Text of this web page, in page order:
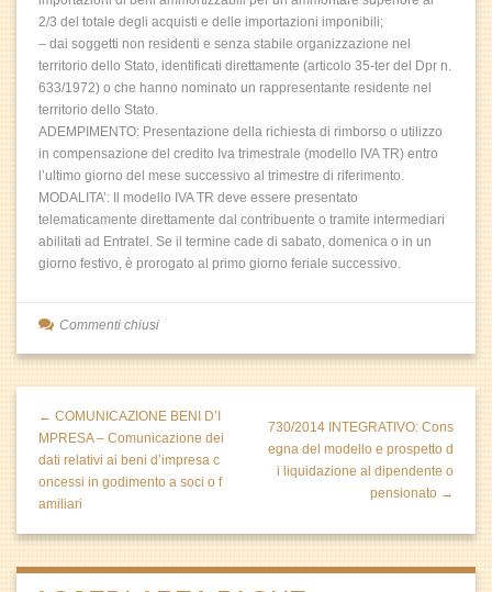
2/3 del totale degli acquisti e delle importazioni imponibili;
– dai soggetti non residenti e senza stabile organizzazione nel
territorio dello Stato, identificati direttamente (articolo 35-ter del Dpr n.
633/1972) o che hanno nominato un rappresentante residente nel
territorio dello Stato.
ADEMPIMENTO: Presentazione della richiesta di rimborso o utilizzo
in compensazione del credito Iva trimestrale (modello IVA TR) entro
l’ultimo giorno del mese successivo al trimestre di riferimento.
MODALITA’: Il modello IVA TR deve essere presentato
telematicamente direttamente dal contribuente o tramite intermediari
abilitati ad Entratel. Se il termine cade di sabato, domenica o in un
giorno festivo, è prorogato al primo giorno feriale successivo.
Commenti chiusi
← COMUNICAZIONE BENI D’I
MPRESA – Comunicazione dei
dati relativi ai beni d’impresa c
oncessi in godimento a soci o f
amiliari
730/2014 INTEGRATIVO: Cons
egna del modello e prospetto d
i liquidazione al dipendente o
pensionato →